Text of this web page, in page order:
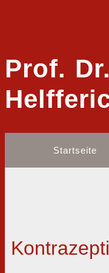
Prof.
Startseite